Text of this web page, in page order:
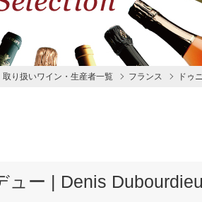
取り扱いワイン・生産者一覧 フランス ドゥ
ュー | Denis Dubourdieu